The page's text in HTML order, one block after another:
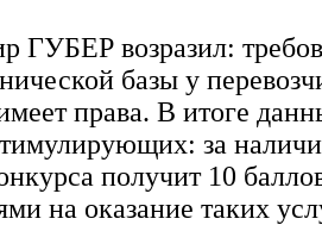
ГУБЕР возразил:
базы у
права. В итоге
за
получит 10
на оказание таких